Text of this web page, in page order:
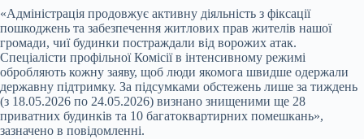
«Адміністрація продовжує активну діяльність з фіксації
пошкоджень та забезпечення житлових прав жителів нашої
громади, чиї будинки постраждали від ворожих атак.
Спеціалісти профільної Комісії в інтенсивному режимі
обробляють кожну заяву, щоб люди якомога швидше одержали
державну підтримку. За підсумками обстежень лише за тиждень
(з 18.05.2026 по 24.05.2026) визнано знищеними ще 28
приватних будинків та 10 багатоквартирних помешкань»,
зазначено в повідомленні.